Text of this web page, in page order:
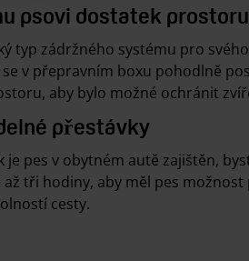
psovi dostatek prostoru
typ zádržného systému pro
v přepravním boxu pohodlně
aby bylo možné ochránit
přestávky
je pes v obytném autě zajištěn,
až tři hodiny, aby měl pes
cesty.